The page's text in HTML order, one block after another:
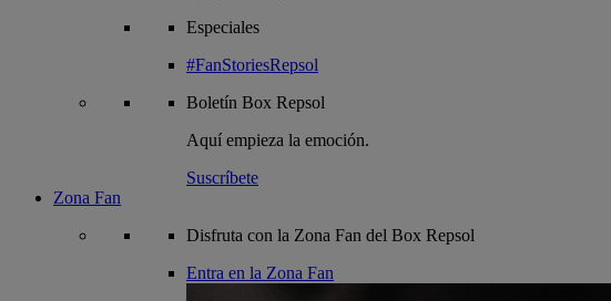
Especiales
#FanStoriesRepsol
Boletín Box Repsol
Aquí empieza la emoción.
Suscríbete
Zona Fan
Disfruta con la Zona Fan del Box Repsol
Entra en la Zona Fan